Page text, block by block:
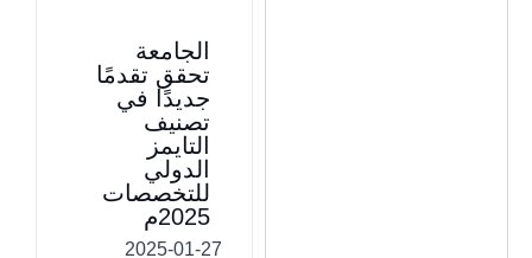
الجامعة
تحقق تقدمًا
جديدًا في
تصنيف
التايمز
الدولي
للتخصصات
2025م
2025-01-27